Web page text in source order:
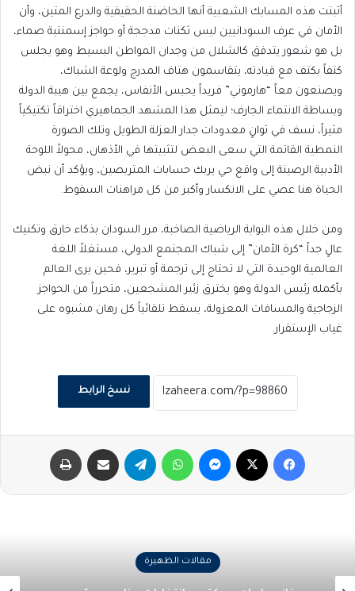
أثبتت هذه المسابك الشعبية أنها الحاضنة الحقيقية والدرع المتين، وأن
الأمان في عرف السودانيين ليس ثكنات مدججة أو حواجز إسمنتية صماء،
بل هو شعور يتدفق كالشلال من وجدان المواطن البسيط وهو يجلس
كتفاً بكتف مع قيادته، يتقاسمون هتاف المدرج ولوعة الشباك،
ويصنعون معاً “هارموني” فريداً يحبس الأنفاس، يجمع بين هيبة الدولة
وبساطة الانتماء الجارف؛ ليمثل هذا المشهد الجماهيري اختراقاً تكتيكياً
مثيراً، نسف في ثوانٍ معدودات جدار العزلة الطويل وتلك الصورة
النمطية القاتمة التي سعى البعض لتثبيتها في الأذهان، محولاً اللوحة
الأدبية الرصينة إلى واقع حي يربك حسابات المتربصين، ويؤكد أن نبض
الحياة هنا عصي على الانكسار وأكبر من كل مراهنات السقوط.
ومن خلال هذه البوابة الرياضية الصاخبة، مرر السودان بذكاء خارق وتكنيك
عالٍ جداً “كرة الأمان” إلى شباك المجتمع الدولي، مستغلاً اللغة
العالمية الوحيدة التي لا تحتاج إلى ترجمة أو تبرير، فحين يرى العالم
بأكمله رئيس الدولة وهو يخترق زئير المشجعين، متحرراً من الحواجز
الزجاجية والمسافات المعزولة، يسقط تلقائياً كل رهان مشبوه على
غياب الإستقرار.
نسخ الرابط
فيسبوك ماسنجر واتساب تيلقرام مشاركة عبر البريد
مقالات الظهيرة